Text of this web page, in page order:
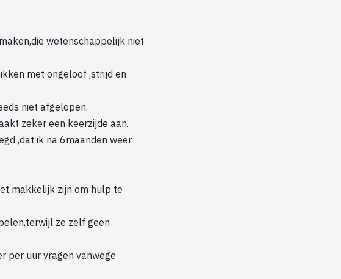
wetenschappelijk niet
met ongeloof ,strijd en
niet afgelopen.
zeker een keerzijde aan.
,dat ik na 6maanden weer
makkelijk zijn om hulp te
ze zelf geen
per uur vragen vanwege